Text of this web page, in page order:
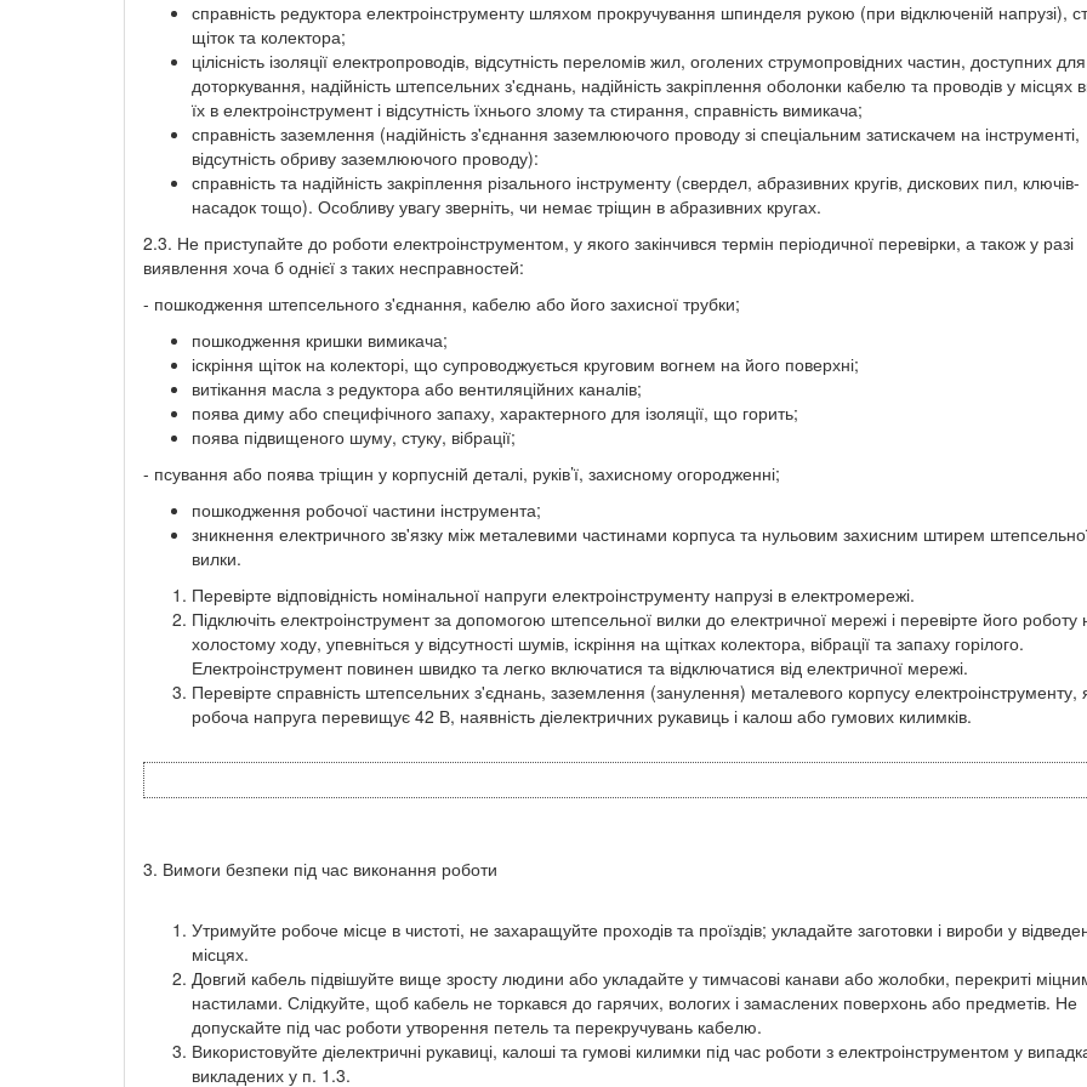
справність редуктора електроінструменту шляхом прокручування шпинделя рукою (при відключеній напрузі),
щіток та колектора;
цілісність ізоляції електропроводів, відсутність переломів жил, оголених струмопровідних частин, доступних для
доторкування, надійність штепсельних з'єднань, надійність закріплення оболонки кабелю та проводів у місцях
їх в електроінструмент і відсутність їхнього злому та стирання, справність вимикача;
справність заземлення (надійність з'єднання заземлюючого проводу зі спеціальним затискачем на інструменті,
відсутність обриву заземлюючого проводу):
справність та надійність закріплення різального інструменту (свердел, абразивних кругів, дискових пил, ключів-
насадок тощо). Особливу увагу зверніть, чи немає тріщин в абразивних кругах.
2.3. Не приступайте до роботи електроінструментом, у якого закінчився термін періодичної перевірки, а також у разі
виявлення хоча б однієї з таких несправностей:
- пошкодження штепсельного з'єднання, кабелю або його захисної трубки;
пошкодження кришки вимикача;
іскріння щіток на колекторі, що супроводжується круговим вогнем на його поверхні;
витікання масла з редуктора або вентиляційних каналів;
поява диму або специфічного запаху, характерного для ізоляції, що горить;
поява підвищеного шуму, стуку, вібрації;
- псування або поява тріщин у корпусній деталі, руків’ї, захисному огородженні;
пошкодження робочої частини інструмента;
зникнення електричного зв'язку між металевими частинами корпуса та нульовим захисним штирем
вилки.
Перевірте відповідність номінальної напруги електроінструменту напрузі в електромережі.
Підключіть електроінструмент за допомогою штепсельної вилки до електричної мережі і перевірте його роботу
холостому ходу, упевніться у відсутності шумів, іскріння на щітках колектора, вібрації та запаху горілого.
Електроінструмент повинен швидко та легко включатися та відключатися від електричної мережі.
Перевірте справність штепсельних з'єднань, заземлення (занулення) металевого корпусу
робоча напруга перевищує 42 В, наявність діелектричних рукавиць і калош або гумових килимків.
3. Вимоги безпеки під час виконання роботи
Утримуйте робоче місце в чистоті, не захаращуйте проходів та проїздів; укладайте заготовки і вироби у
місцях.
Довгий кабель підвішуйте вище зросту людини або укладайте у тимчасові канави або жолобки, перекриті
настилами. Слідкуйте, щоб кабель не торкався до гарячих, вологих і замаслених поверхонь або предметів. Не
допускайте під час роботи утворення петель та перекручувань кабелю.
Використовуйте діелектричні рукавиці, калоші та гумові килимки під час роботи з електроінструментом у
викладених у п. 1.3.